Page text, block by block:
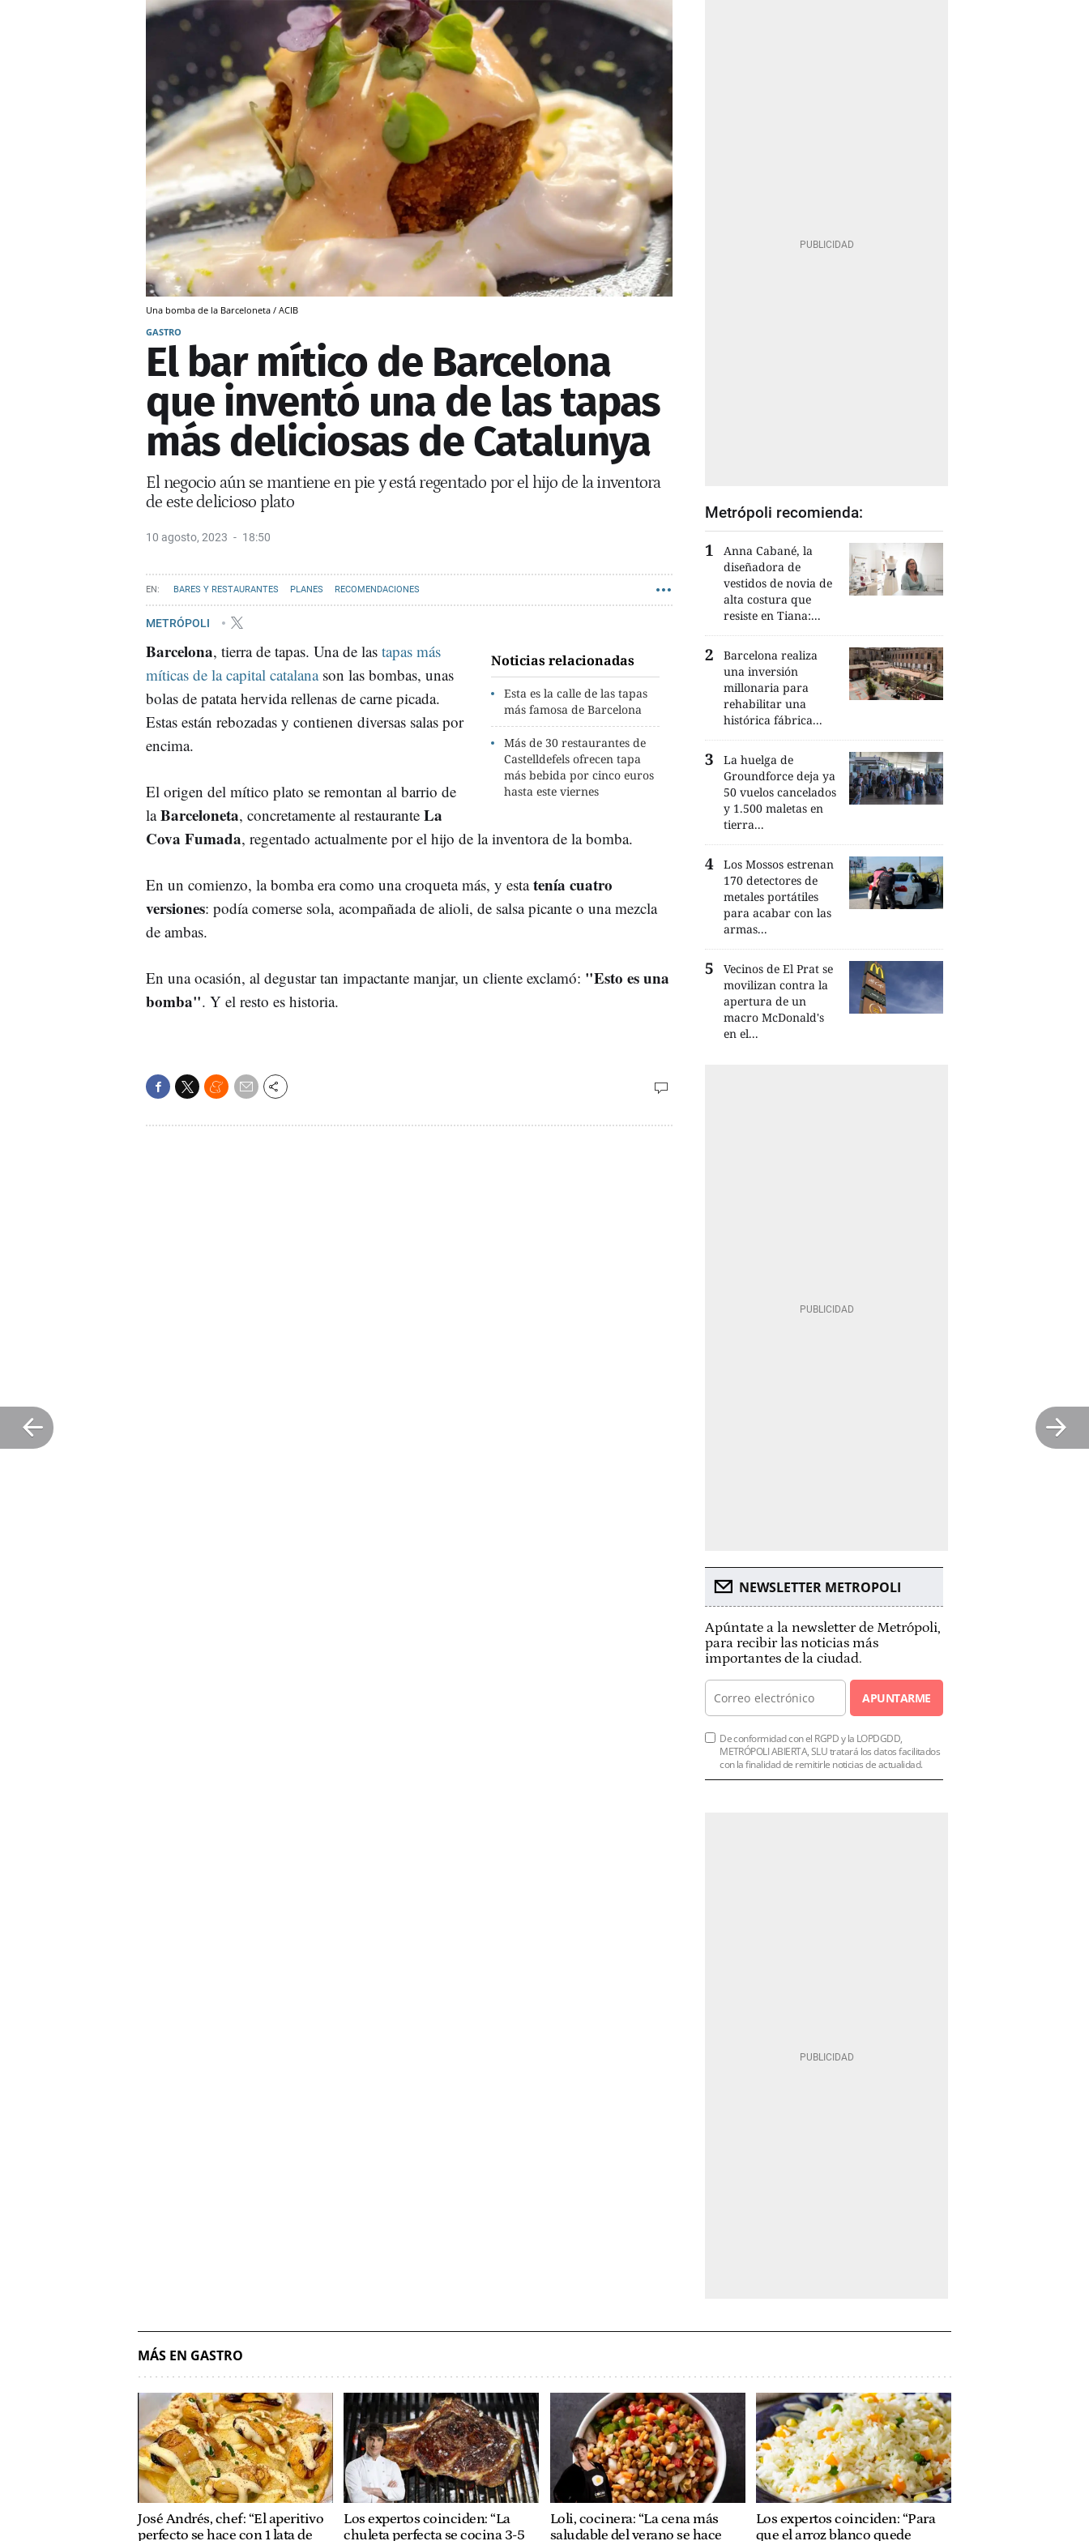
Una bomba de la Barceloneta / ACIB
GASTRO
El bar mítico de Barcelona
que inventó una de las tapas
más deliciosas de Catalunya
El negocio aún se mantiene en pie y está regentado por el hijo de la inventora
de este delicioso plato
10 agosto, 2023 18:50
BARES Y RESTAURANTES PLANES RECOMENDACIONES
METRÓPOLI
Noticias relacionadas
Esta es la calle de las tapas
más famosa de Barcelona
Más de 30 restaurantes de
Castelldefels ofrecen tapa
más bebida por cinco euros
hasta este viernes
Barcelona, tierra de tapas. Una de las tapas más
míticas de la capital catalanason las bombas, unas
bolas de patata hervida rellenas de carne picada.
Estas están rebozadas y contienen diversas salas por
encima.
El origen del mítico plato se remontan al barrio de
laBarceloneta, concretamente al restaurante La
Cova Fumada, regentado actualmente por el hijo de la inventora de la bomba.
En un comienzo, la bomba era como una croqueta más, y estatenía cuatro
versiones: podía comerse sola, acompañada de alioli, de salsa picante o una mezcla
de ambas.
En una ocasión, al degustar tan impactante manjar, un cliente exclamó: "Esto es una
bomba". Y el resto es historia.
Metrópoli recomienda:
Anna Cabané, la
diseñadora de
vestidos de novia de
alta costura que
resiste en Tiana:...
Barcelona realiza
una inversión
millonaria para
rehabilitar una
histórica fábrica...
La huelga de
Groundforce deja ya
50 vuelos cancelados
y 1.500 maletas en
tierra...
Los Mossos estrenan
170 detectores de
metales portátiles
para acabar con las
armas...
Vecinos de El Prat se
movilizan contra la
apertura de un
macro McDonald's
en el...
NEWSLETTER METROPOLI
Apúntate a la newsletter de Metrópoli,
para recibir las noticias más
importantes de la ciudad.
APUNTARME
De conformidad con el RGPD y la LOPDGDD,
METRÓPOLI ABIERTA, SLU tratará los datos facilitados
con la finalidad de remitirle noticias de actualidad.
MÁS EN GASTRO
José Andrés, chef: “El aperitivo
perfecto se hace con 1 lata de
Los expertos coinciden: “La
chuleta perfecta se cocina 3-5
Loli, cocinera: “La cena más
saludable del verano se hace
Los expertos coinciden: “Para
que el arroz blanco quede